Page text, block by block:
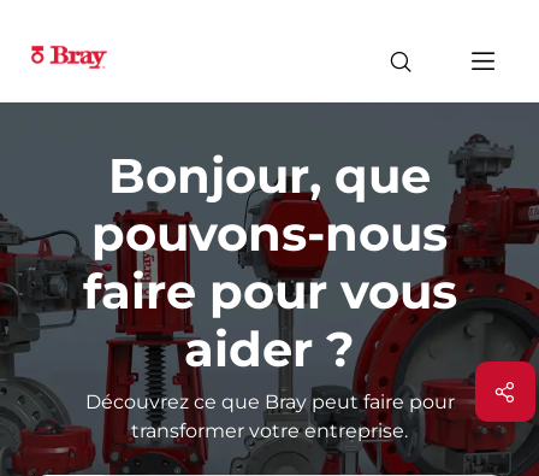
Bonjour, que
pouvons-nous
faire pour vous
aider ?
Découvrez ce que Bray peut faire pour
transformer votre entreprise.